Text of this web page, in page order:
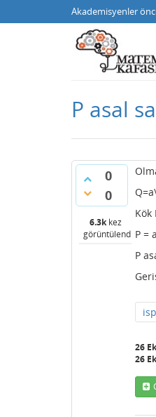
Akademisyenler
P asal
0
0
6.3kkez
görüntülendi
Kök
P =
P
26
26